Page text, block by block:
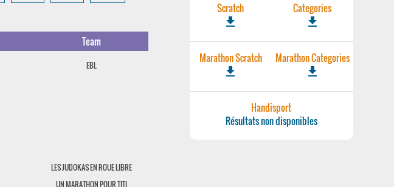
Team
EBL
LES JUDOKAS EN ROUE LIBRE
UN MARATHON POUR TITI
Scratch
file_download
Categories
file_download
Marathon Scratch
file_download
Marathon Categories
file_download
Handisport
Résultats non disponibles